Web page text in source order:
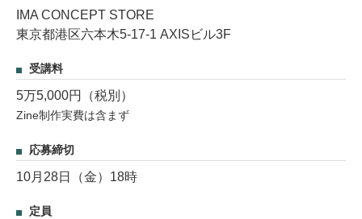
IMA CONCEPT STORE
東京都港区六本木5-17-1 AXISビル3F
受講料
5万5,000円（税別）
Zine制作実費は含まず
応募締切
10月28日（金）18時
定員